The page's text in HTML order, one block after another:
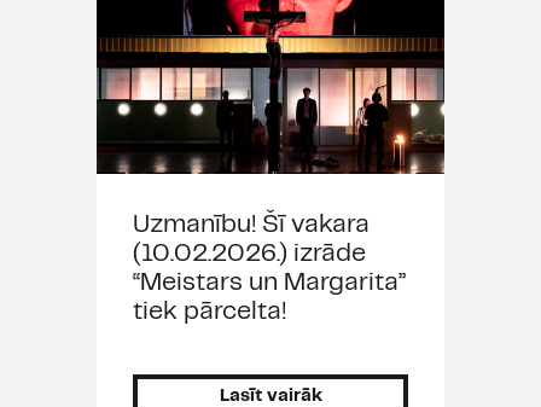
Uzmanību! Šī vakara
(10.02.2026.) izrāde
“Meistars un Margarita”
tiek pārcelta!
Lasīt vairāk